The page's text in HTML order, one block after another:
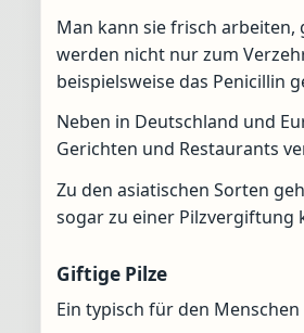
Man kann sie frisch
werden nicht nur zum
beispielsweise das Penicillin
Neben in Deutschland und
Gerichten und Restaurants
Zu den asiatischen Sorten
sogar zu einer Pilzvergiftung
Giftige Pilze
Ein typisch für den